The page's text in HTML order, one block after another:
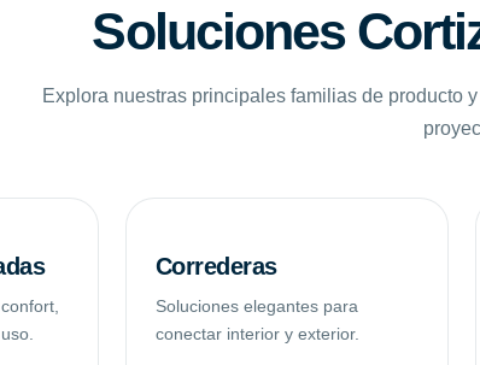
Soluciones
Explora nuestras principales familias de producto
Correderas
Soluciones elegantes para
conectar interior y exterior.